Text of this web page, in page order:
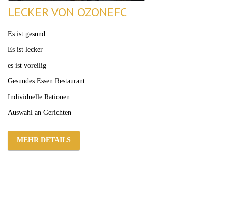
LECKER VON OZONEFC
Es ist gesund
Es ist lecker
es ist voreilig
Gesundes Essen Restaurant
Individuelle Rationen
Auswahl an Gerichten
MEHR DETAILS